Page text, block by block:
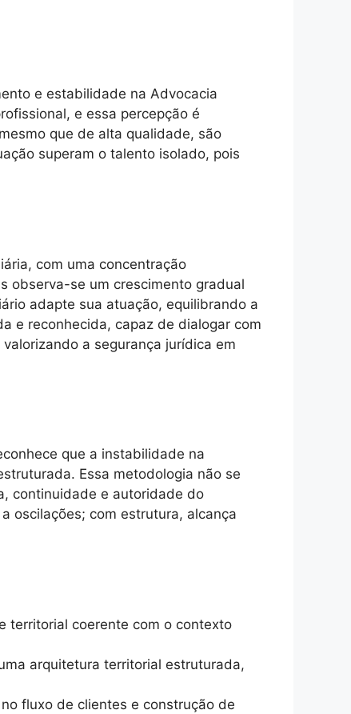
e estabilidade na Advocacia
e essa percepção é
que de alta qualidade, são
superam o talento isolado, pois
com uma concentração
observa-se um crescimento gradual
adapte sua atuação, equilibrando a
e reconhecida, capaz de dialogar com
a segurança jurídica em
que a instabilidade na
Essa metodologia não se
continuidade e autoridade do
oscilações; com estrutura, alcança
territorial coerente com o contexto
arquitetura territorial estruturada,
fluxo de clientes e construção de